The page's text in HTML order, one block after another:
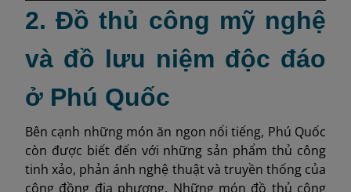
2. Đồ thủ công mỹ nghệ
và đồ lưu niệm độc đáo
ở Phú Quốc
Bên cạnh những món ăn ngon nổi tiếng, Phú Quốc
còn được biết đến với những sản phẩm thủ công
tinh xảo, phản ánh nghệ thuật và truyền thống của
cộng đồng địa phương. Những món đồ thủ công